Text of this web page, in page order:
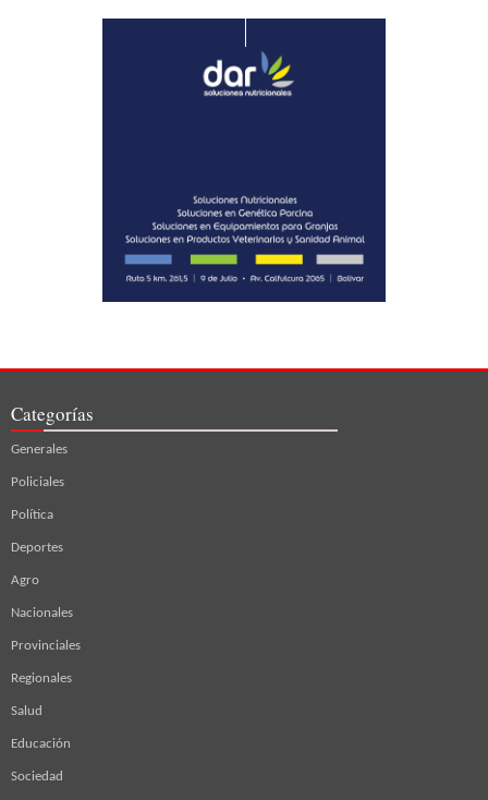
Categorías
Generales
Policiales
Política
Deportes
Agro
Nacionales
Provinciales
Regionales
Salud
Educación
Sociedad